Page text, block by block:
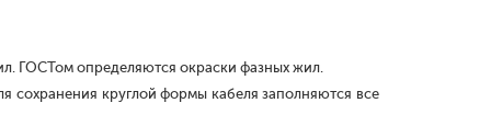
ГОСТом определяются окраски фазных жил.
круглой формы кабеля заполняются все